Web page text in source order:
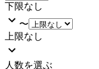
下限なし
〜
上限なし
人数を選ぶ